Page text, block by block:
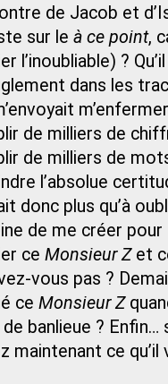
de Jacob et
sur le à ce point,
l’inoubliable) ?
dans les
de milliers de
de milliers de
l’absolue
donc plus qu’à
de me créer pour
ce Monsieur Zet
vous pas ?
ce Monsieur Z
banlieue ?
maintenant ce